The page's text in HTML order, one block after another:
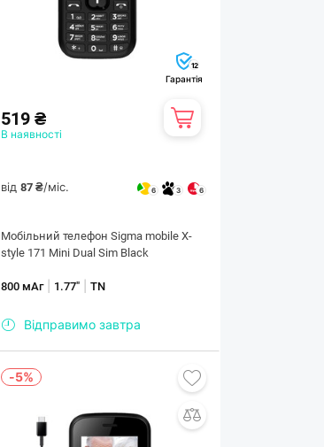
12
Гарантія
519 ₴
В наявності
від87 ₴/міс. 6 3 6
Мобiльний телефон Sigma mobile X-
style 171 Mini Dual Sim Black
800 мАг| 1.77" |TN
Відправимо завтра
-5%